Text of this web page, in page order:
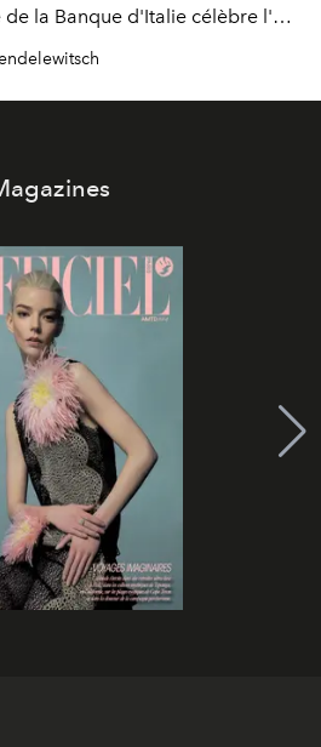
la Banque d'Italie célèbre l'art